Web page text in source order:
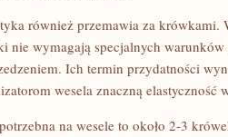
również przemawia za krówkami.
nie wymagają specjalnych
Ich termin przydatności
wesela znaczną elastyczność
na wesele to około 2-3